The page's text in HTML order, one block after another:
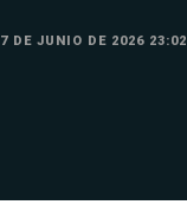
7 DE JUNIO DE 2026 23:02